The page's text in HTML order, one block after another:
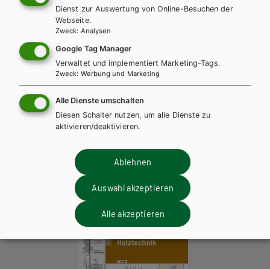
BS GEWERBLICH HTL/FS HUT
Grundkenntnisse Holztechnik, Lernfelder 1
bis 4 mit CD-ROM eBook inside (Buch und
eBook)
Lehrbuch + CD-ROM + E-Book
Dienst zur Auswertung von Online-Besuchen der
Webseite.
Zweck: Analysen
Google Tag Manager
Verwaltet und implementiert Marketing-Tags.
Zweck: Werbung und Marketing
Alle Dienste umschalten
Diesen Schalter nutzen, um alle Dienste zu
aktivieren/deaktivieren.
Ablehnen
Auswahl akzeptieren
Alle akzeptieren